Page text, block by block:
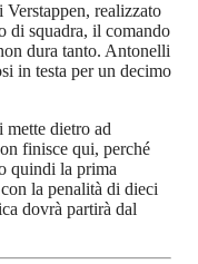
realizzato
di squadra, il comando
dura tanto. Antonelli
in testa per un decimo
mette dietro ad
finisce qui, perché
quindi la prima
la penalità di dieci
dovrà partirà dal